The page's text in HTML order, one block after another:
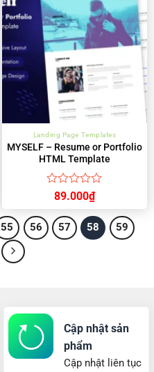
sao
Landing Page Templates
MYSELF – Resume or Portfolio
HTML Template
Được
hạng
0
89.000₫
55 56 57 58
59
Cập nhật sản
phẩm
Cập nhật liên tục